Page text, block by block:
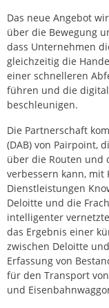
Das neue Angebot
über die Bewegung
dass Unternehmen
gleichzeitig die
einer schnelleren
führen und die
beschleunigen.
Die Partnerschaft
(DAB) von Pairpoint,
über die Routen und
verbessern kann, mit
Dienstleistungen
Deloitte und die
intelligenter
das Ergebnis einer
zwischen Deloitte
Erfassung von
für den Transport
und